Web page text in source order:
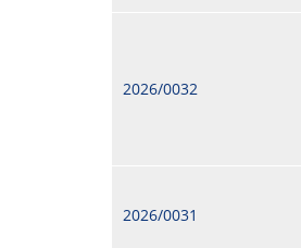
2026/0032
2026/0031